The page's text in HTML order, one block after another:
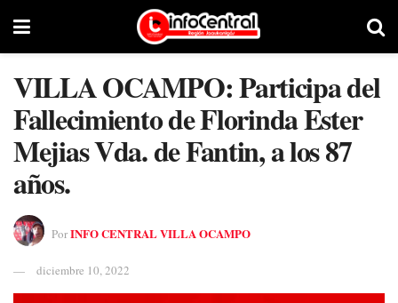
VILLA OCAMPO: Participa del
Fallecimiento de Florinda Ester
Mejias Vda. de Fantin, a los 87
años.
PorINFO CENTRAL VILLA OCAMPO
diciembre 10, 2022